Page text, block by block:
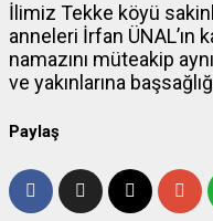
İlimiz Tekke köyü
anneleri İrfan
namazını müteakip
ve yakınlarına
Paylaş